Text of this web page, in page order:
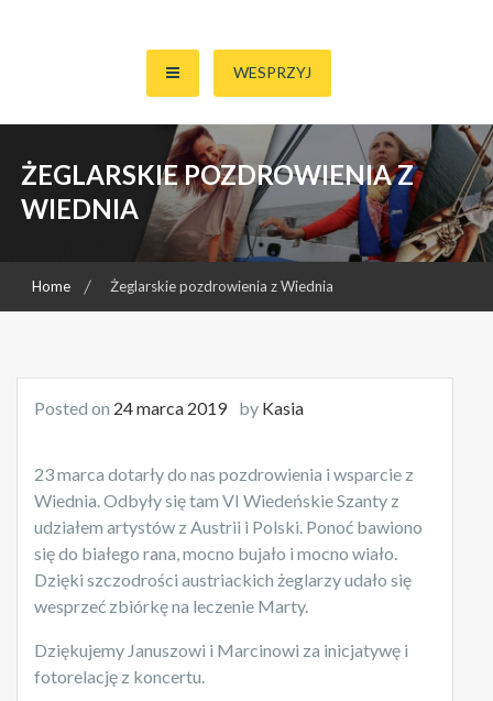
Razem Dla Marty
WESPRZYJ
ŻEGLARSKIE POZDROWIENIA Z
WIEDNIA
Home Żeglarskie pozdrowienia z Wiednia
Posted on 24 marca 2019 by Kasia
23 marca dotarły do nas pozdrowienia i wsparcie z
Wiednia. Odbyły się tam VI Wiedeńskie Szanty z
udziałem artystów z Austrii i Polski. Ponoć bawiono
się do białego rana, mocno bujało i mocno wiało.
Dzięki szczodrości austriackich żeglarzy udało się
wesprzeć zbiórkę na leczenie Marty.
Dziękujemy Januszowi i Marcinowi za inicjatywę i
fotorelację z koncertu.